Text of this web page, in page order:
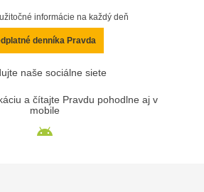
informácie na každý deň
denníka Pravda
naše sociálne siete
a čítajte Pravdu pohodlne aj v
mobile